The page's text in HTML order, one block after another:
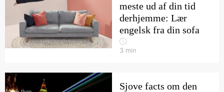
meste ud af din tid
derhjemme: Lær
engelsk fra din sofa
3 min
Sjove facts om den